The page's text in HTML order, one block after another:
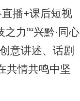
播+课后短视
之力”“兴黔·同心
意讲述、话剧
共情共鸣中坚